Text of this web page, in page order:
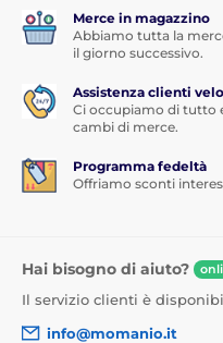
Merce in magazzino
Abbiamo tutta la
il giorno successivo.
Assistenza clienti
Ci occupiamo di tutto
cambi di merce.
Programma fedeltà
Offriamo sconti
Hai bisogno di aiuto?
Il servizio clienti è
info@momanio.it